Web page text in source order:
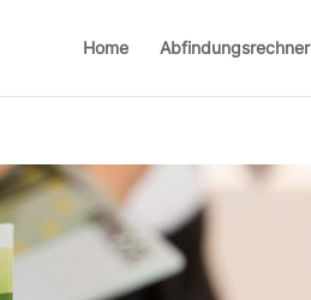
Home Abfindungsrechner